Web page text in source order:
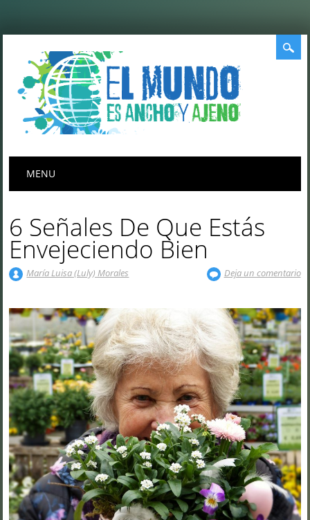
Menú principal
MENU
6 Señales De Que Estás
Envejeciendo Bien
María Luisa (Luly) Morales Deja un comentario